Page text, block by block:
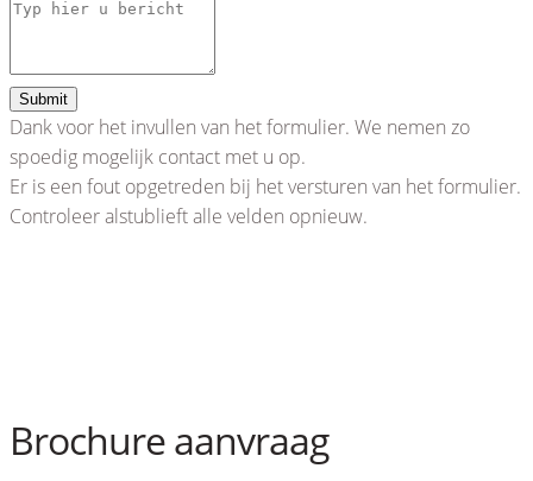
Submit
Dank voor het invullen van het formulier. We nemen zo
spoedig mogelijk contact met u op.
Er is een fout opgetreden bij het versturen van het formulier.
Controleer alstublieft alle velden opnieuw.
Brochure aanvraag